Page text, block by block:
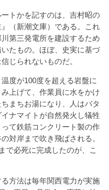
トかを記すのは、吉村昭の
（新潮文庫）である。これ
第三発電所を建設するため
たもの。ほぼ、史実に基づ
じられないものだ。
度が100度を超える岩盤に
上げて、作業員に水をかけ
まちお湯になり、人はバタ
ナマイトが自然発火し犠牲
て鉄筋コンクリート製の作
対岸まで吹き飛ばされる。
で必死に完成したのが、こ
方法は毎年関西電力が実施